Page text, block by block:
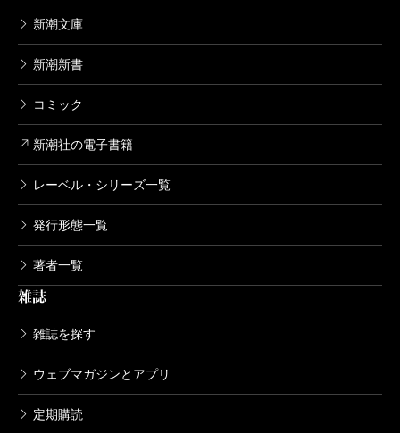
コースケ／著
GANGSTA. 2巻
814円
GANGSTA. 1巻
814円
新潮文庫
新潮新書
コミック
新潮社の電子書籍
レーベル・シリーズ一覧
発行形態一覧
著者一覧
雑誌
雑誌を探す
ウェブマガジンとアプリ
定期購読